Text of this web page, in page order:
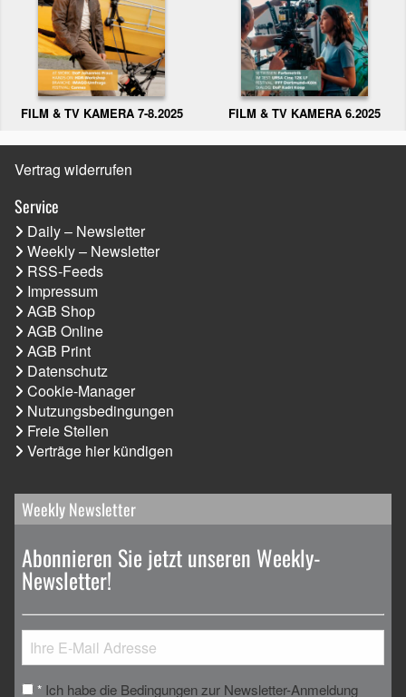
FILM & TV KAMERA 7-8.2025 FILM & TV KAMERA 6.2025
Vertrag widerrufen
Service
Daily – Newsletter
Weekly – Newsletter
RSS-Feeds
Impressum
AGB Shop
AGB Online
AGB Print
Datenschutz
Cookie-Manager
Nutzungsbedingungen
Freie Stellen
Verträge hier kündigen
Weekly Newsletter
Abonnieren Sie jetzt unseren Weekly-
Newsletter!
* Ich habe die Bedingungen zur Newsletter-Anmeldung